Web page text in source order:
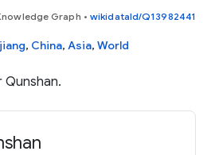
Graph • wikidataId/Q13982441
, China, Asia, World